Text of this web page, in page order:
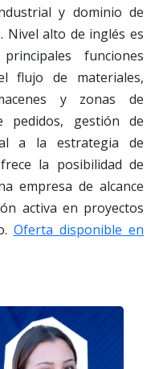
y dominio de
Nivel alto de inglés es
funciones
flujo de materiales,
y zonas de
pedidos, gestión de
a la estrategia de
la posibilidad de
empresa de alcance
activa en proyectos
Oferta disponible en